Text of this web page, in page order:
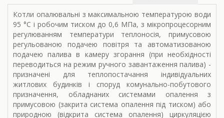
Котли опалювальні з максимальною температурою води
95 °С і робочим тиском до 0,6 МПа, з мікропроцесорним
регулюванням температури теплоносія, примусовою
регульованою подачею повітря та автоматизованою
подачею палива в камеру згорання (при необхідності
переводиться на режим ручного завантаження палива) -
призначені для теплопостачання індивідуальних
житлових будинків і споруд комунально-побутового
призначення, обладнаних системами опалення з
примусовою (закрита система опалення під тиском) або
природною (відкрита система опалення) циркуляцією